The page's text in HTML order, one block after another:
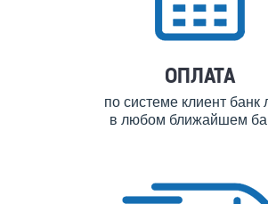
ОПЛАТА
по системе клиент банк
в любом ближайшем